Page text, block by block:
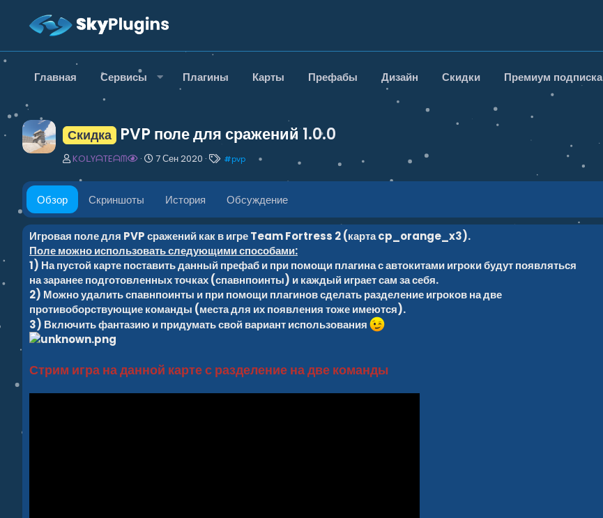
Главная Сервисы Плагины Карты Префабы Дизайн Скидки Премиум подписка
Скидка PVP поле для сражений1.0.0
А
т
р
KOᒪYᗩTEᗩᗰ
Д
т
о
з
а
н
и
я
7 Сен 2020
Т
г
#pvp
Обзор Скриншоты История Обсуждение
Игровая поле для PVP сражений как в игре Team Fortress 2 (карта cp_orange_x3).
Поле можно использовать следующими способами:
1) На пустой карте поставить данный префаб и при помощи плагина с автокитами игроки будут появляться
на заранее подготовленных точках (спавнпоинты) и каждый играет сам за себя.
2) Можно удалить спавнпоинты и при помощи плагинов сделать разделение игроков на две
противоборствующие команды (места для их появления тоже имеются).
3) Включить фантазию и придумать свой вариант использования
Стрим игра на данной карте с разделение на две команды